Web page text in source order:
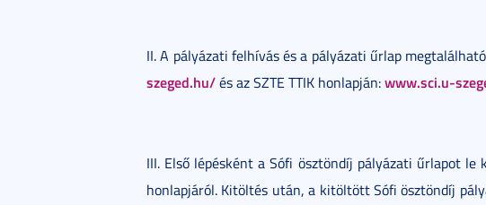
II. A pályázati felhívás és a pályázati űrlap
szeged.hu/és az SZTE TTIK honlapján:www.sci.u-
III. Első lépésként a Sófi ösztöndíj pályázati űrlapot le
honlapjáról. Kitöltés után, a kitöltött Sófi ösztöndíj